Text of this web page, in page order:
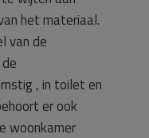
het materiaal.
van de
, in toilet en
er ook
woonkamer